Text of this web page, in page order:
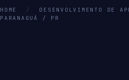
HOME /
DESENVOLVIMENTO DE
PARANAGUÁ / PR